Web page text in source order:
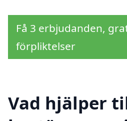
Få 3 erbjudanden,
förpliktelser
Vad hjälper